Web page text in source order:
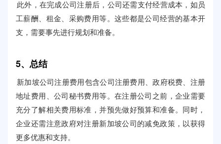
此外，在完成公司注册后，公司还需支付经营成本，如员
工薪酬、租金、采购费用等。这些都是公司经营的基本开
支，需要事先进行规划和准备。
5、总结
新加坡公司注册费用包含公司注册费用、政府税费、注册
地址费用、公司秘书费用等。在注册公司之前，企业需要
充分了解相关费用标准，并预先做好预算和准备。同时，
企业还需注意政府对注册新加坡公司的减免政策，以获得
更多优惠和支持。